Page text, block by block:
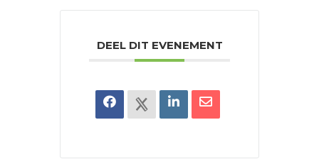
DEEL DIT EVENEMENT